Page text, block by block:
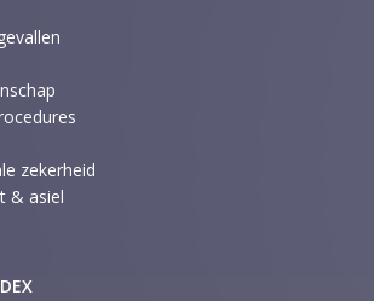
zekerheid
& asiel